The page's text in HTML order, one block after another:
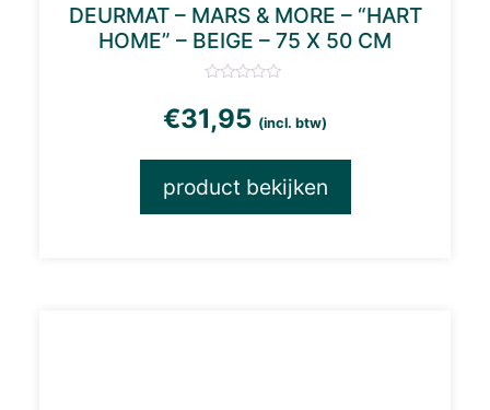
DEURMAT – MARS & MORE – “HART
HOME” – BEIGE – 75 X 50 CM
€31,95 (incl. btw)
product bekijken